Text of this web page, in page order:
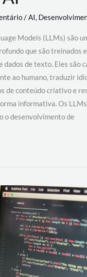
/AI,
Models (LLMs) são
que são treinados
dados de texto. Eles são
ao humano, traduzir
de conteúdo criativo e
informativa. Os
o desenvolvimento de